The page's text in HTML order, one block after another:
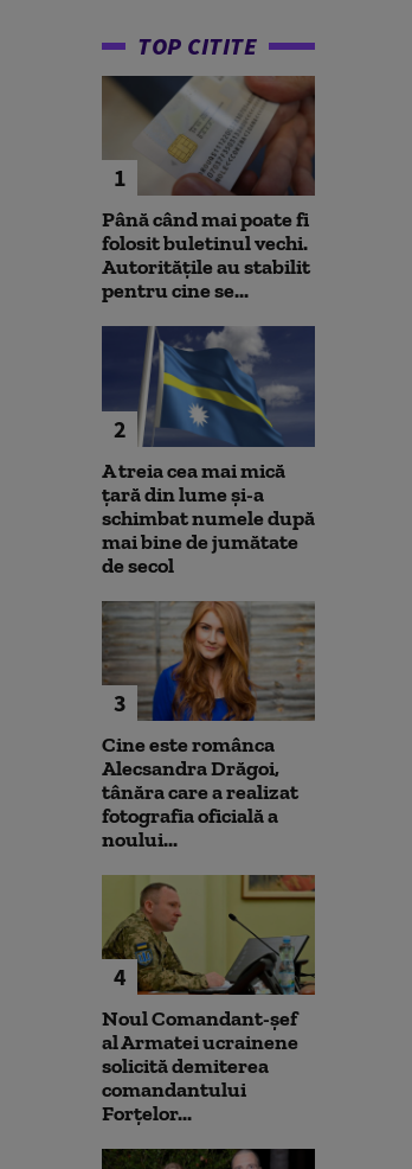
TOP CITITE
1
Până când mai poate fi
folosit buletinul vechi.
Autoritățile au stabilit
pentru cine se...
2
A treia cea mai mică
țară din lume și-a
schimbat numele după
mai bine de jumătate
de secol
3
Cine este românca
Alecsandra Drăgoi,
tânăra care a realizat
fotografia oficială a
noului...
4
Noul Comandant-șef
al Armatei ucrainene
solicită demiterea
comandantului
Forțelor...